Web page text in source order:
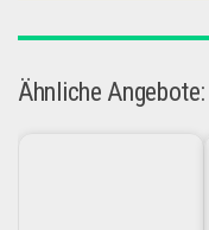
Ähnliche Angebote: